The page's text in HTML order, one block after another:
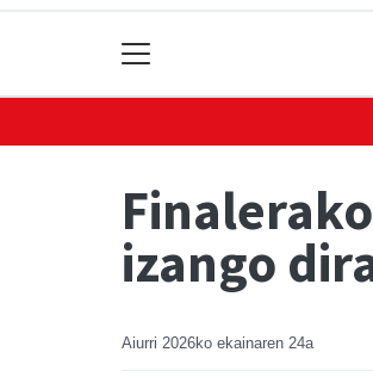
izango
Aiurri 2026ko ekainaren 24a